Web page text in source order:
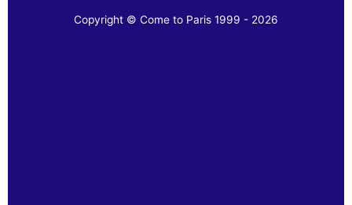
Copyright © Come to Paris 1999 - 2026